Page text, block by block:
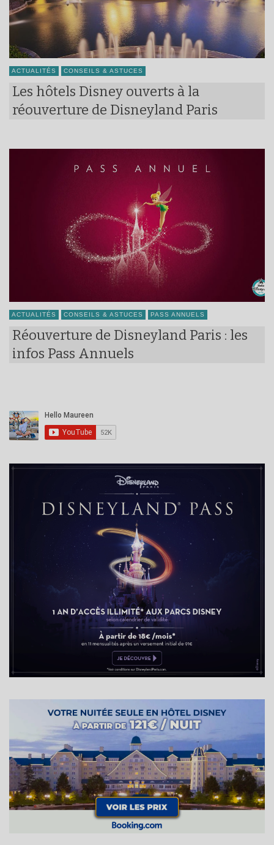
ACTUALITÉS CONSEILS & ASTUCES
Les hôtels Disney ouverts à la
réouverture de Disneyland Paris
ACTUALITÉS CONSEILS & ASTUCES PASS ANNUELS
Réouverture de Disneyland Paris : les
infos Pass Annuels